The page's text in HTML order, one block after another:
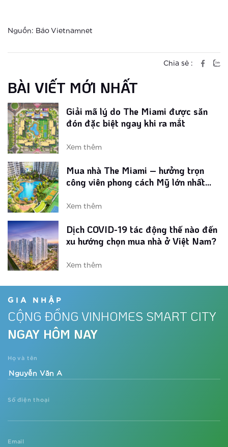
Nguồn: Báo Vietnamnet
Chia sẻ :
BÀI VIẾT MỚI NHẤT
Xem thêm
Giải mã lý do The Miami được săn
đón đặc biệt ngay khi ra mắt
Xem thêm
Mua nhà The Miami – hưởng trọn
công viên phong cách Mỹ lớn nhất
Xem thêm
Dịch COVID-19 tác động thế nào đến
xu hướng chọn mua nhà ở Việt Nam?
Xem thêm
Loạt tiện ích phong cách Mỹ tại phân
khu The Miami Tây Hà Nội
Xem thêm
Vinhomes ra mắt phân khu ‘chuẩn Mỹ’
resort Mỹ tại trung tâm phía Tây Thủ
GIA NHẬP
CỘNG ĐỒNG VINHOMES SMART CITY
NGAY HÔM NAY
Họ và tên
Số điện thoại
Email